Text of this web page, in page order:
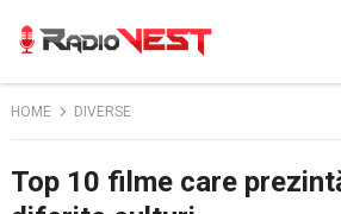
HOME DIVERSE
Top 10 filme care